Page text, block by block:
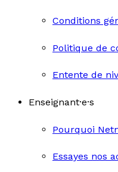
Conditions
Politique de
Entente de
Enseignant·e·s
Pourquoi
Essayes nos